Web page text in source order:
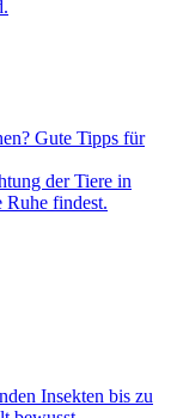
Gute Tipps für
der Tiere in
Ruhe findest.
Insekten bis zu